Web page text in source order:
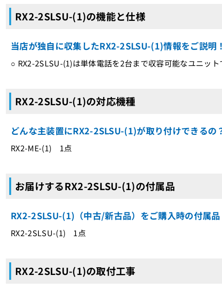
RX2-2SLSU-(1)の機能と仕様
当店が独自に収集したRX2-2SLSU-(1)情報をご説明！
○ RX2-2SLSU-(1)は単体電話を2台まで収容可能なユニッ
RX2-2SLSU-(1)の対応機種
どんな主装置にRX2-2SLSU-(1)が取り付けできるの
RX2-ME-(1) 1点
お届けするRX2-2SLSU-(1)の付属品
RX2-2SLSU-(1)（中古/新古品）をご購入時の付属品
RX2-2SLSU-(1) 1点
RX2-2SLSU-(1)の取付工事